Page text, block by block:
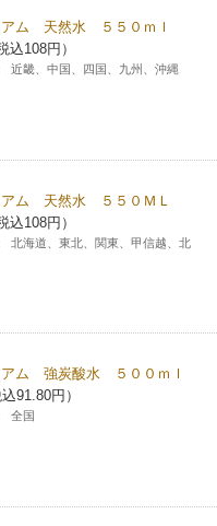
舗限定）
（店舗限定）
クローク」（店舗限定）
アム 天然水 ５５０ｍｌ
込108円）
近畿、中国、四国、九州、沖縄
アム 天然水 ５５０ＭＬ
込108円）
北海道、東北、関東、甲信越、北
アム 強炭酸水 ５００ｍｌ
91.80円）
全国